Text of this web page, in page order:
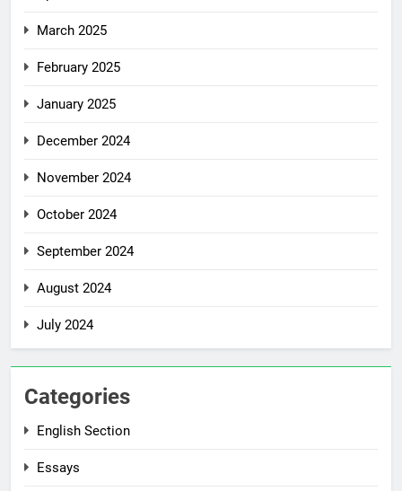
March 2025
February 2025
January 2025
December 2024
November 2024
October 2024
September 2024
August 2024
July 2024
Categories
English Section
Essays